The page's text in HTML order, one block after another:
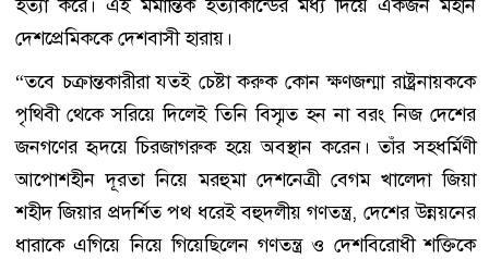
দেশপ্রেমিককে দেশবাসী হারায়।
“তবে চক্রান্তকারীরা যতই চেষ্টা করুক কোন ক্ষণজন্মা রাষ্ট্রনায়ককে
পৃথিবী থেকে সরিয়ে দিলেই তিনি বিস্মৃত হন না বরং নিজ দেশের
জনগণের হৃদয়ে চিরজাগরুক হয়ে অবস্থান করেন। তাঁর সহধর্মিণী
আপোশহীন দূরতা নিয়ে মরহুমা দেশনেত্রী বেগম খালেদা জিয়া
শহীদ জিয়ার প্রদর্শিত পথ ধরেই বহুদলীয় গণতন্ত্র, দেশের উন্নয়নের
ধারাকে এগিয়ে নিয়ে গিয়েছিলেন গণতন্ত্র ও দেশবিরোধী শক্তিকে